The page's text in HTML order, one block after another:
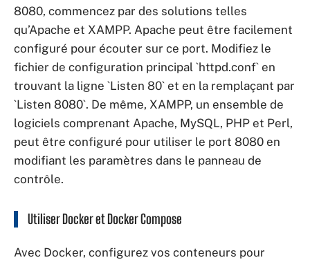
8080, commencez par des solutions telles
qu’Apache et XAMPP. Apache peut être facilement
configuré pour écouter sur ce port. Modifiez le
fichier de configuration principal `httpd.conf` en
trouvant la ligne `Listen 80` et en la remplaçant par
`Listen 8080`. De même, XAMPP, un ensemble de
logiciels comprenant Apache, MySQL, PHP et Perl,
peut être configuré pour utiliser le port 8080 en
modifiant les paramètres dans le panneau de
contrôle.
Utiliser Docker et Docker Compose
Avec Docker, configurez vos conteneurs pour